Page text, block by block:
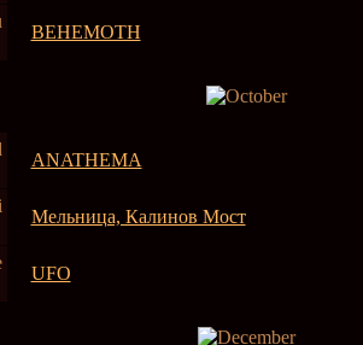
BEHEMOTH
ANATHEMA
Мельница, Калинов Мост
UFO